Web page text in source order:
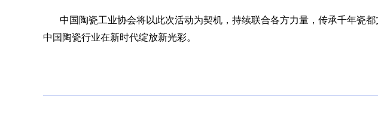
中国陶瓷工业协会将以此次活动为契机，持续联合各方力量，传承千年瓷
中国陶瓷行业在新时代绽放新光彩。